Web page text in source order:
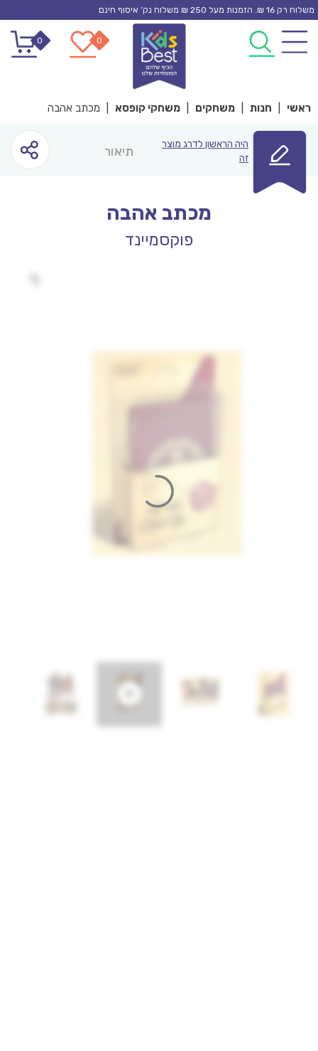
Skip
content
משלוח רק 16 ₪. הזמנות מעל 250 ₪ משלוח נק’ איסוף חינם
0
0
ראשי חנות משחקים משחקי קופסא מכתב אהבה
היה הראשון לדרג מוצר
זה
תיאור
מכתב אהבה
פוקסמיינד